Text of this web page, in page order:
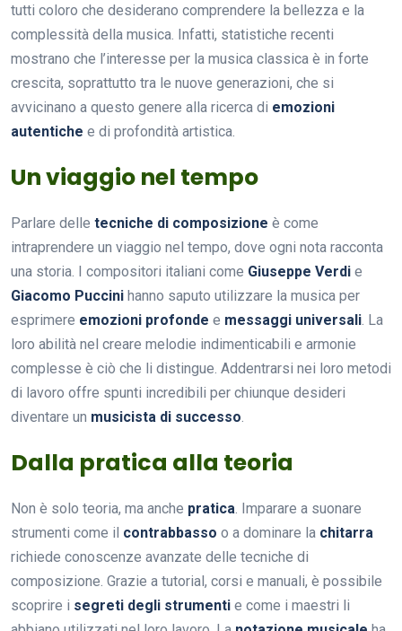
tutti coloro che desiderano comprendere la bellezza e la
complessità della musica. Infatti, statistiche recenti
mostrano che l’interesse per la musica classica è in forte
crescita, soprattutto tra le nuove generazioni, che si
avvicinano a questo genere alla ricerca di emozioni
autentiche e di profondità artistica.
Un viaggio nel tempo
Parlare delle tecniche di composizione è come
intraprendere un viaggio nel tempo, dove ogni nota racconta
una storia. I compositori italiani come Giuseppe Verdi e
Giacomo Puccini hanno saputo utilizzare la musica per
esprimere emozioni profonde e messaggi universali . La
loro abilità nel creare melodie indimenticabili e armonie
complesse è ciò che li distingue. Addentrarsi nei loro metodi
di lavoro offre spunti incredibili per chiunque desideri
diventare un musicista di successo
Dalla pratica alla teoria
Non è solo teoria, ma anche pratica . Imparare a suonare
strumenti come il contrabbasso o a dominare la chitarra
richiede conoscenze avanzate delle tecniche di
composizione. Grazie a tutorial, corsi e manuali, è possibile
scoprire i segreti degli strumenti e come i maestri li